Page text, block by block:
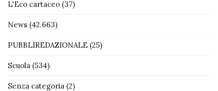
L'Eco cartaceo (37)
News (42.663)
PUBBLIREDAZIONALE (25)
Scuola (534)
Senza categoria (2)